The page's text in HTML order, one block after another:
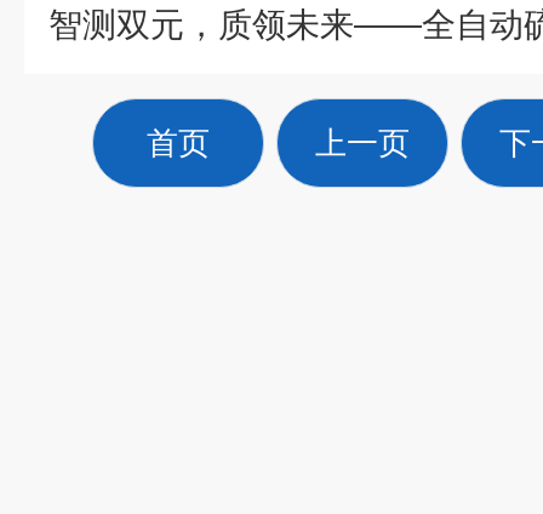
首页 上一页 下